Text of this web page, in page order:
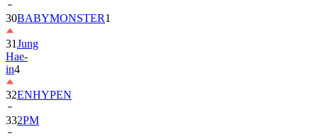
31Jung
Hae-
in4
32ENHYPEN
332PM
34ILLIT